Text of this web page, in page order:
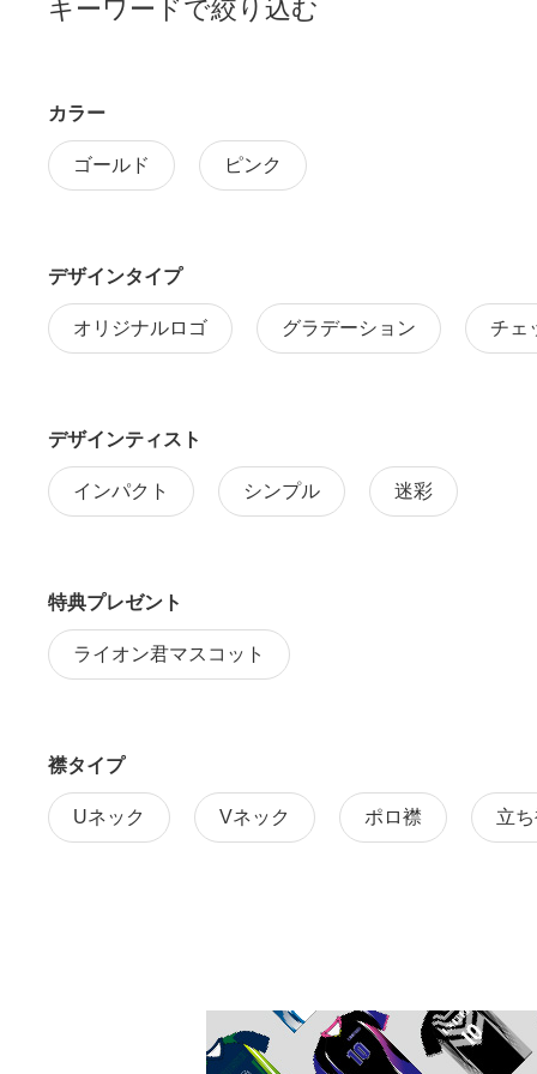
キーワードで絞り込む
カラー
ゴールド ピンク
デザインタイプ
オリジナルロゴ グラデーション チェ
デザインティスト
インパクト シンプル 迷彩
特典プレゼント
ライオン君マスコット
襟タイプ
Uネック Vネック ポロ襟 立